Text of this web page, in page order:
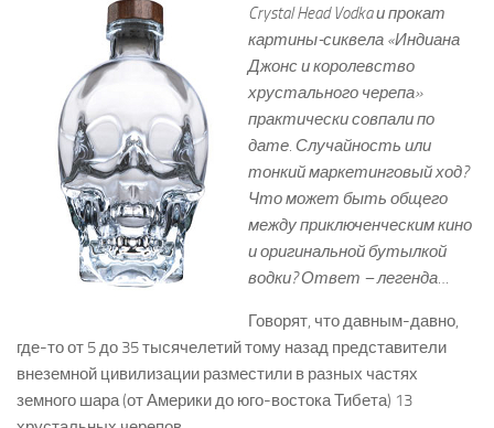
Crystal Head Vodka и прокат
картины-сиквела «Индиана
Джонс и королевство
хрустального черепа»
практически совпали по
дате. Случайность или
тонкий маркетинговый ход?
Что может быть общего
между приключенческим кино
и оригинальной бутылкой
водки? Ответ – легенда…
Говорят, что давным-давно,
где-то от 5 до 35 тысячелетий тому назад представители
внеземной цивилизации разместили в разных частях
земного шара (от Америки до юго-востока Тибета) 13